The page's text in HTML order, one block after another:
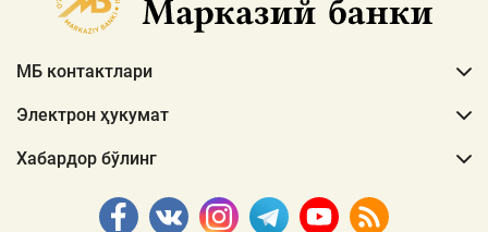
МБ контактлари
Электрон ҳукумат
Хабардор бўлинг